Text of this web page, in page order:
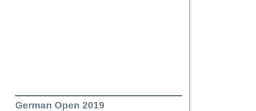
German Open 2019